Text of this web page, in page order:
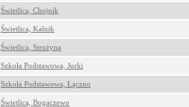
Świetlica, Chojnik
Świetlica, Kalnik
Świetlica, Strużyna
Szkoła Podstawowa, Jurki
Szkoła Podstawowa, Łączno
Świetlica, Bogaczewo